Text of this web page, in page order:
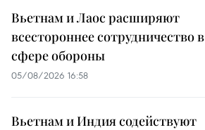
Вьетнам и Лаос расширяют
всестороннее сотрудничество в
сфере обороны
05/08/2026 16:58
Вьетнам и Индия содействуют